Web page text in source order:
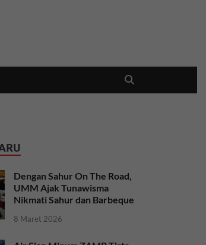
Dengan Sahur On The Road,
UMM Ajak Tunawisma
Nikmati Sahur dan Barbeque
8 Maret 2026